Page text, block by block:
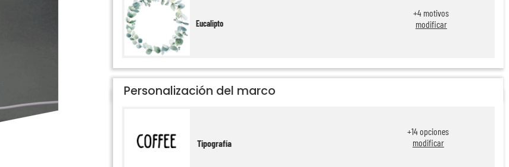
Eucalipto
+4 motivos
modificar
Personalización del marco
Tipografía
+14opciones
modificar